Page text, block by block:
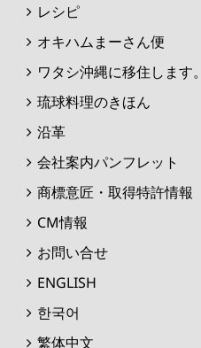
レシピ
オキハムまーさん便
ワタシ沖縄に移住します。
琉球料理のきほん
沿革
会社案内パンフレット
商標意匠・取得特許情報
CM情報
お問い合せ
ENGLISH
한국어
繁体中文